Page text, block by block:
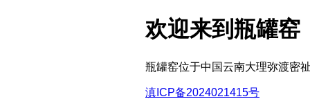
欢迎来到瓶罐窑
瓶罐窑位于中国云南大理弥渡密
滇ICP备2024021415号